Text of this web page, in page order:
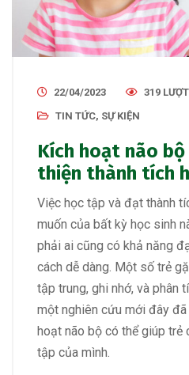
22/04/2023
319
TIN TỨC, SỰ KIỆN
Kích hoạt não
thiện thành tích
Việc học tập và đạt thành
muốn của bất kỳ học sinh
phải ai cũng có khả năng
cách dễ dàng. Một số trẻ
tập trung, ghi nhớ, và phân
một nghiên cứu mới đây
hoạt não bộ có thể giúp trẻ
tập của mình.